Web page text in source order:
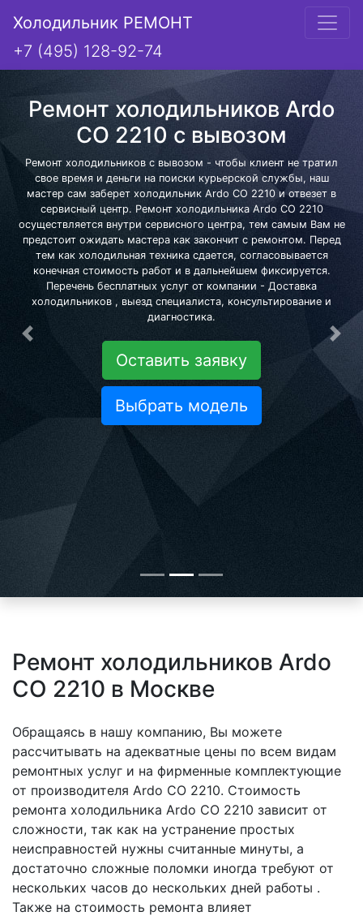
Холодильник РЕМОНТ
+7 (495) 128-92-74
Ремонт холодильников Ardo
CO 2210 с вывозом
Ремонт холодильников с вывозом - чтобы клиент не тратил
свое время и деньги на поиски курьерской службы, наш
мастер сам заберет холодильник Ardo CO 2210 и отвезет в
сервисный центр. Ремонт холодильника Ardo CO 2210
осуществляется внутри сервисного центра, тем самым Вам не
предстоит ожидать мастера как закончит с ремонтом. Перед
тем как холодильная техника сдается, согласовывается
конечная стоимость работ и в дальнейшем фиксируется.
Перечень бесплатных услуг от компании - Доставка
холодильников , выезд специалиста, консультирование и
диагностика.
Оставить заявку
Выбрать модель
Предыдущая
Ремонт холодильников Ardo
CO 2210 в Москве
Обращаясь в нашу компанию, Вы можете
рассчитывать на адекватные цены по всем видам
ремонтных услуг и на фирменные комплектующие
от производителя Ardo CO 2210. Стоимость
ремонта холодильника Ardo CO 2210 зависит от
сложности, так как на устранение простых
неисправностей нужны считанные минуты, а
достаточно сложные поломки иногда требуют от
нескольких часов до нескольких дней работы .
Также на стоимость ремонта влияет